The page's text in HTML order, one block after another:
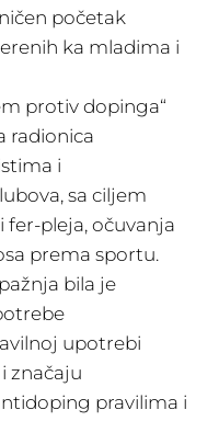
početak
ka mladima i
protiv dopinga“
radionica
i
sa ciljem
fer-pleja, očuvanja
prema sportu.
bila je
upotrebi
značaju
pravilima i